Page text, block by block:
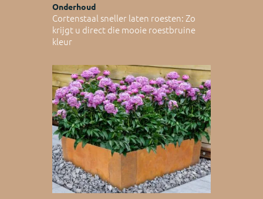
Onderhoud
Cortenstaal sneller laten roesten: Zo
krijgt u direct die mooie roestbruine
kleur